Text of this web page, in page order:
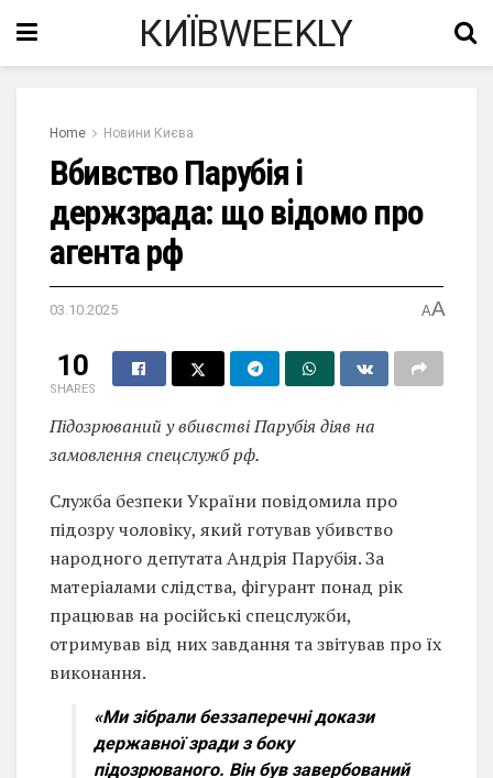
КИЇВWEEKLY
Home Новини Києва
Вбивство Парубія і
держзрада: що відомо про
агента рф
03.10.2025 AA
10
SHARES
Підозрюваний у вбивстві Парубія діяв на
замовлення спецслужб рф.
Служба безпеки України повідомила про
підозру чоловіку, який готував убивство
народного депутата Андрія Парубія. За
матеріалами слідства, фігурант понад рік
працював на російські спецслужби,
отримував від них завдання та звітував про їх
виконання.
«Ми зібрали беззаперечні докази
державної зради з боку
підозрюваного. Він був завербований